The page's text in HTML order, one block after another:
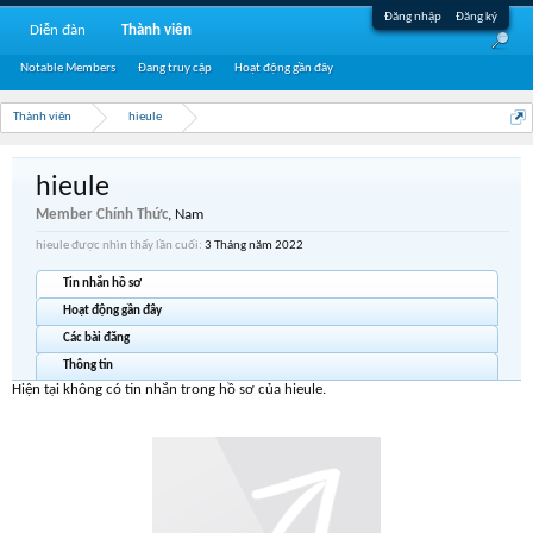
Đăng nhập Đăng ký
Thành viên hieule
hieule
Member Chính Thức, Nam
hieule được nhìn thấy lần cuối: 3 Tháng năm 2022
Tin nhắn hồ sơ
Hoạt động gần đây
Các bài đăng
Thông tin
Hiện tại không có tin nhắn trong hồ sơ của hieule.
Diễn đàn Thành viên
Notable Members Đang truy cập Hoạt động gần đây